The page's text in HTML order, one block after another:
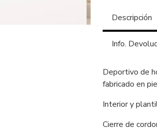
Descripción
Info.
Deportivo de
fabricado en
Interior y
Cierre de